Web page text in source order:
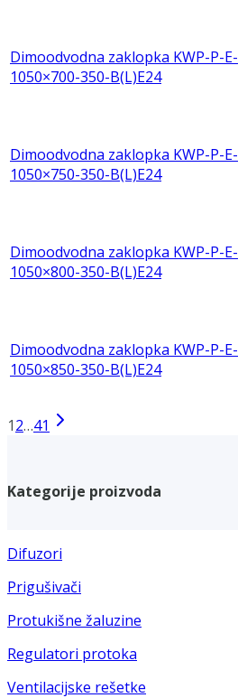
Dimoodvodna zaklopka KWP-P-E-
1050×700-350-B(L)E24
Dimoodvodna zaklopka KWP-P-E-
1050×750-350-B(L)E24
Dimoodvodna zaklopka KWP-P-E-
1050×800-350-B(L)E24
Dimoodvodna zaklopka KWP-P-E-
1050×850-350-B(L)E24
12…41
Kategorije proizvoda
Difuzori
Prigušivači
Protukišne žaluzine
Regulatori protoka
Ventilacijske rešetke